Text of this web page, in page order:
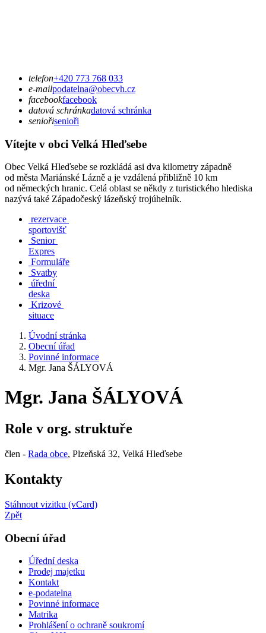
telefon+420 773 768 033
e-mailpodatelna@obecvh.cz
facebookfacebook
datová schránkadatová schránka
seniořisenioři
Vítejte v obci Velká Hleďsebe
Obec Velká Hleďsebe se rozkládá asi dva kilometry západně
od města Mariánské Lázně a je vzdálená přibližně 10 km
od německých hranic. Celá oblast se někdy z turistického hlediska
nazývá také Západočeský lázeňský trojúhelník.
rezervace
sportovišť
Senior
Expres
Formuláře
Svatby
úřední
deska
Krizové
situace
Úvodní stránka
Obecní úřad
Povinné informace
Mgr. Jana ŠÁLYOVÁ
Mgr. Jana ŠÁLYOVÁ
Role v org. struktuře
člen - Rada obce, Plzeňská 32, Velká Hleďsebe
Kontakty
Stáhnout vizitku (vCard)
Zpět
Obecní úřad
Úřední deska
Prodej majetku
Kontakt
e-podatelna
Povinné informace
Matrika
Prohlášení o ochraně soukromí